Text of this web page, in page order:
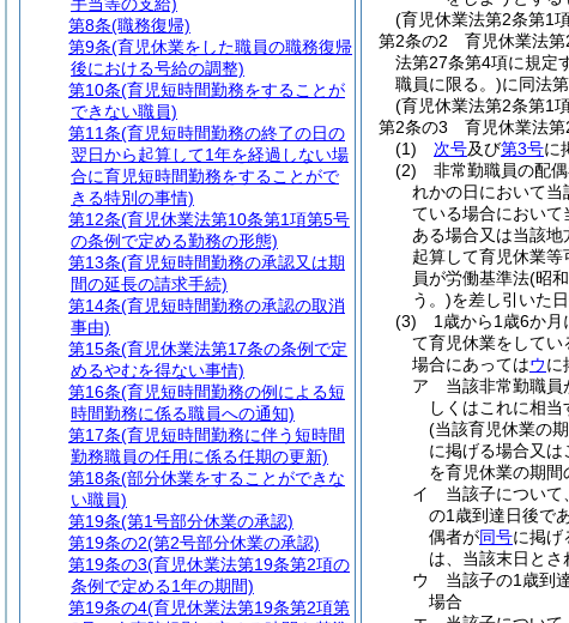
(育児休業法第2条第1
第2条の2
育児休業法
法第27条第4項に規定
職員に限る。)に同法
(育児休業法第2条第1
第2条の3
育児休業法第
(1)
次号及び第3号に
(2)
非常勤職員の配
れかの日において
ている場合におい
ある場合又は当該
起算して育児休業等
員が労働基準法(昭
う。)を差し引いた
(3)
1歳から1歳6か
て育児休業をしてい
場合にあってはウに
ア
当該非常勤職員
しくはこれに相
(当該育児休業の
に掲げる場合又
を育児休業の期
イ
当該子について
の1歳到達日後で
偶者が同号に掲げ
は、当該末日とさ
ウ
当該子の1歳到
場合
第8条(職務復帰)
第9条(育児休業をした職員の職務復帰
後における号給の調整)
第10条(育児短時間勤務をすることが
できない職員)
第11条(育児短時間勤務の終了の日の
翌日から起算して1年を経過しない場
合に育児短時間勤務をすることがで
きる特別の事情)
第12条(育児休業法第10条第1項第5号
の条例で定める勤務の形態)
第13条(育児短時間勤務の承認又は期
間の延長の請求手続)
第14条(育児短時間勤務の承認の取消
事由)
第15条(育児休業法第17条の条例で定
めるやむを得ない事情)
第16条(育児短時間勤務の例による短
時間勤務に係る職員への通知)
第17条(育児短時間勤務に伴う短時間
勤務職員の任用に係る任期の更新)
第18条(部分休業をすることができな
い職員)
第19条(第1号部分休業の承認)
第19条の2(第2号部分休業の承認)
第19条の3(育児休業法第19条第2項の
条例で定める1年の期間)
第19条の4(育児休業法第19条第2項第